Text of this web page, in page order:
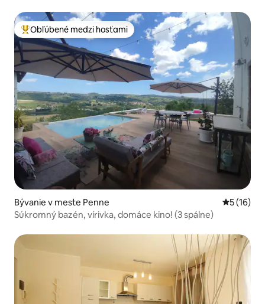
Najobľúbenejšie medzi hosťami
Obľúbené medzi hosťami
Bývanie v meste Penne
5 (16)
Súkromný bazén, vírivka, domáce kino! (3 spálne)